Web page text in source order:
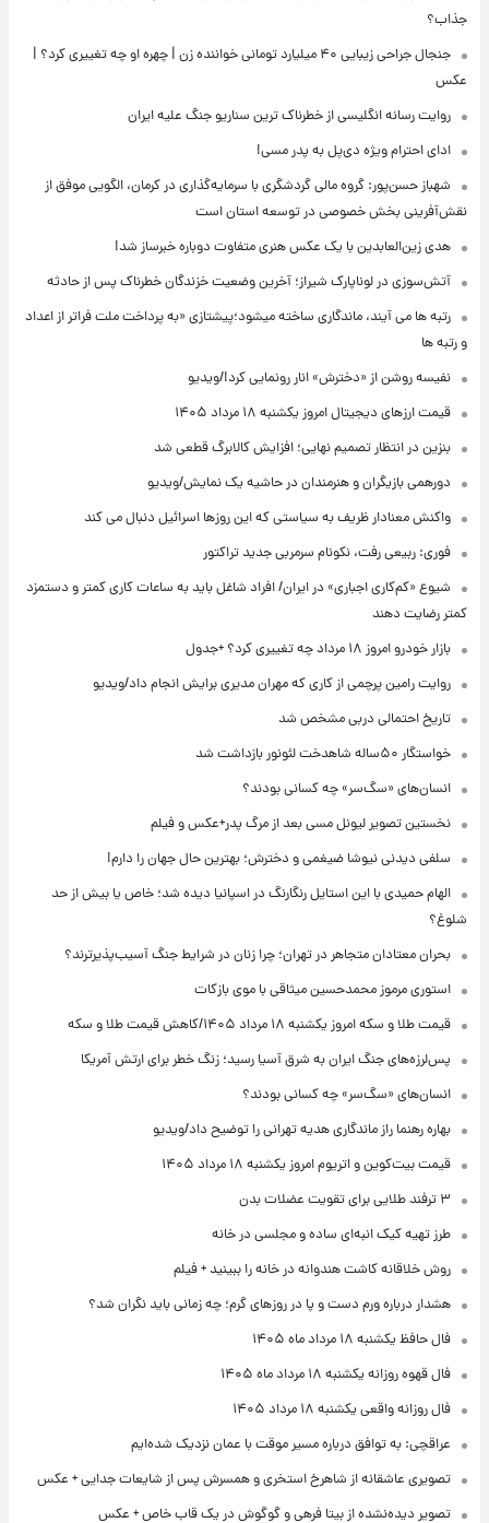
جذاب؟
جنجال جراحی زیبایی ۴۰ میلیارد تومانی خواننده زن | چهره او چه تغییری کرد؟ |
عکس
روایت رسانه انگلیسی از خطرناک ترین سناریو جنگ علیه ایران
ادای احترام ویژه دی‌پل به پدر مسی!
شهباز حسن‌پور: گروه مالی گردشگری با سرمایه‌گذاری در کرمان، الگویی موفق از
نقش‌آفرینی بخش خصوصی در توسعه استان است
هدی زین‌العابدین با یک عکس هنری متفاوت دوباره خبرساز شد!
آتش‌سوزی در لوناپارک شیراز؛ آخرین وضعیت خزندگان خطرناک پس از حادثه
رتبه ها می آیند، ماندگاری ساخته میشود؛پیشتازی «به پرداخت ملت فراتر از اعداد
و رتبه ها
نفیسه روشن از «دخترش» انار رونمایی کرد!/ویدیو
قیمت ارزهای دیجیتال امروز یکشنبه ۱۸ مرداد ۱۴۰۵
بنزین در انتظار تصمیم نهایی؛ افزایش کالابرگ قطعی شد
دورهمی بازیگران و هنرمندان در حاشیه یک نمایش/ویدیو
واکنش معنادار ظریف به سیاستی که این روزها اسرائیل دنبال می کند
فوری: ربیعی رفت، نکونام سرمربی جدید تراکتور
شیوع «کم‌کاری اجباری» در ایران/ افراد شاغل باید به ساعات کاری کمتر و دستمزد
کمتر رضایت دهند
بازار خودرو امروز ۱۸ مرداد چه تغییری کرد؟ +جدول
روایت رامین پرچمی از کاری که مهران مدیری برایش انجام داد/ویدیو
تاریخ احتمالی دربی مشخص شد
خواستگار ۵۰ساله شاهدخت لئونور بازداشت شد
انسان‌های «سگ‌سر» چه کسانی بودند؟
نخستین تصویر لیونل مسی بعد از مرگ پدر+عکس و فیلم
سلفی دیدنی نیوشا ضیغمی و دخترش؛ بهترین حال جهان را دارم!
الهام حمیدی با این استایل رنگارنگ در اسپانیا دیده شد؛ خاص یا بیش از حد
شلوغ؟
بحران معتادان متجاهر در تهران؛ چرا زنان در شرایط جنگ آسیب‌پذیرترند؟
استوری مرموز محمدحسین میثاقی با موی بازکات
قیمت طلا و سکه امروز یکشنبه ۱۸ مرداد ۱۴۰۵/کاهش قیمت طلا و سکه
پس‌لرزه‌های جنگ ایران به شرق آسیا رسید؛ زنگ خطر برای ارتش آمریکا
انسان‌های «سگ‌سر» چه کسانی بودند؟
بهاره رهنما راز ماندگاری هدیه تهرانی را توضیح داد/ویدیو
قیمت بیت‌کوین و اتریوم امروز یکشنبه ۱۸ مرداد ۱۴۰۵
۳ ترفند طلایی برای تقویت عضلات بدن
طرز تهیه کیک انبه‌ای ساده و مجلسی در خانه
روش خلاقانه کاشت هندوانه در خانه را ببینید + فیلم
هشدار درباره ورم دست و پا در روزهای گرم؛ چه زمانی باید نگران شد؟
فال حافظ یکشنبه ۱۸ مرداد ماه ۱۴۰۵
فال قهوه روزانه یکشنبه ۱۸ مرداد ماه ۱۴۰۵
فال روزانه واقعی یکشنبه ۱۸ مرداد ۱۴۰۵
عراقچی: به توافق درباره مسیر موقت با عمان نزدیک شده‌ایم
تصویری عاشقانه از شاهرخ استخری و همسرش پس از شایعات جدایی + عکس
تصویر دیده‌نشده از بیتا فرهی و گوگوش در یک قاب خاص + عکس